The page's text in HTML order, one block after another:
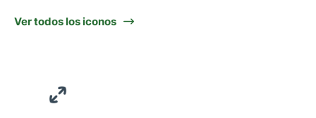
Ver todos los iconos